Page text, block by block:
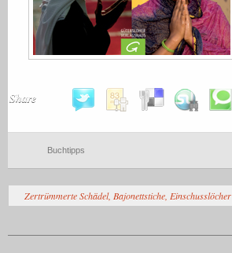
Share
Buchtipps
Zertrümmerte Schädel, Bajonettstiche, Einschusslöcher